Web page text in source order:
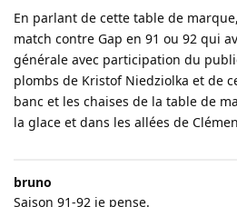
En parlant de cette table de
match contre Gap en 91 ou 92 qui
générale avec participation du
plombs de Kristof Niedziolka et de
banc et les chaises de la table de
la glace et dans les allées de
bruno
Saison 91-92 je pense.